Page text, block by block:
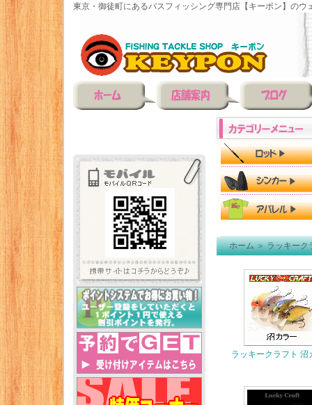
東京・御徒町にあるバスフィッシング専門店【キーポン】のウ
ホーム＞ラッキーク
ラッキークラフト 沼